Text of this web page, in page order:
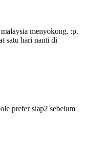
menyokong. :p.
satu hari nanti di
prefer siap2 sebelum